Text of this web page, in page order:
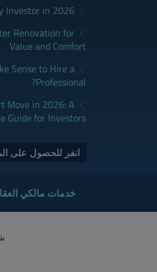
Investor in 2026?
Renovation for
Value and Comfort
Sense to Hire a
Professional?
Move in 2026: A
Guide for Investors
انقر للحصول على
خدمات مالكي